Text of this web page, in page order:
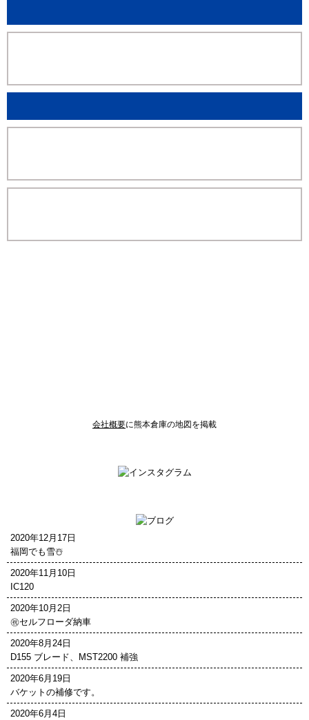
会社概要に熊本倉庫の地図を掲載
2020年12月17日
福岡でも雪☃️
2020年11月10日
IC120
2020年10月2日
㊗️セルフローダ納車
2020年8月24日
D155 ブレード、MST2200 補強
2020年6月19日
バケットの補修です。
2020年6月4日